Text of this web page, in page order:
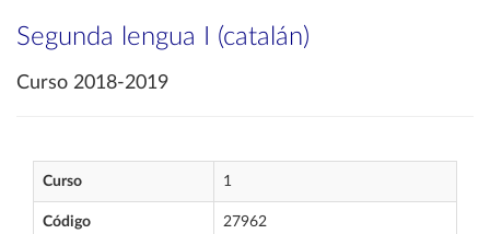
Segunda lengua I (catalán)
Curso 2018-2019
Curso 1
Código 27962